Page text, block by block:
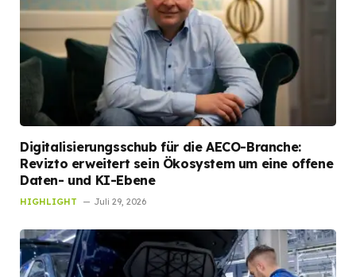
Digitalisierungsschub für die AECO-Branche:
Revizto erweitert sein Ökosystem um eine offene
Daten- und KI-Ebene
HIGHLIGHT Juli 29, 2026